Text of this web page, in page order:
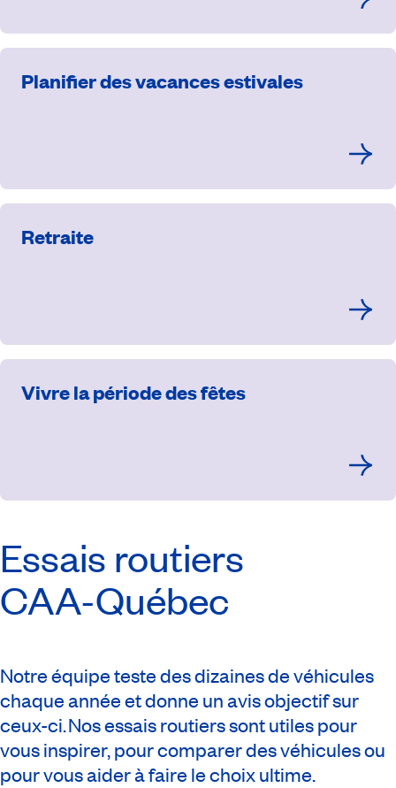
Planifier des vacances estivales
Retraite
Vivre la période des fêtes
Essais routiers
CAA-Québec
Notre équipe teste des dizaines de véhicules
chaque année et donne un avis objectif sur
ceux-ci. Nos essais routiers sont utiles pour
vous inspirer, pour comparer des véhicules ou
pour vous aider à faire le choix ultime.